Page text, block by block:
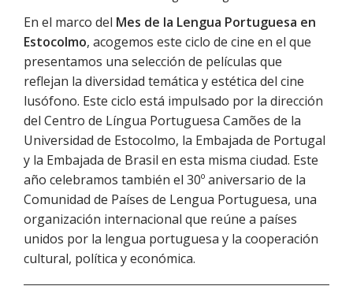
En el marco del Mes de la Lengua Portuguesa en
Estocolmo, acogemos este ciclo de cine en el que
presentamos una selección de películas que
reflejan la diversidad temática y estética del cine
lusófono. Este ciclo está impulsado por la dirección
del Centro de Língua Portuguesa Camões de la
Universidad de Estocolmo, la Embajada de Portugal
y la Embajada de Brasil en esta misma ciudad. Este
año celebramos también el 30º aniversario de la
Comunidad de Países de Lengua Portuguesa, una
organización internacional que reúne a países
unidos por la lengua portuguesa y la cooperación
cultural, política y económica.